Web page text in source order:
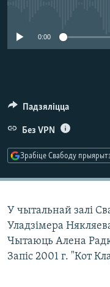
0:00
Падзяліцца
Без VPN
Зрабіце Свабоду
У чытальнай залі
Уладзімера
Чытаюць Алена
Запіс 2001 г. "Кот